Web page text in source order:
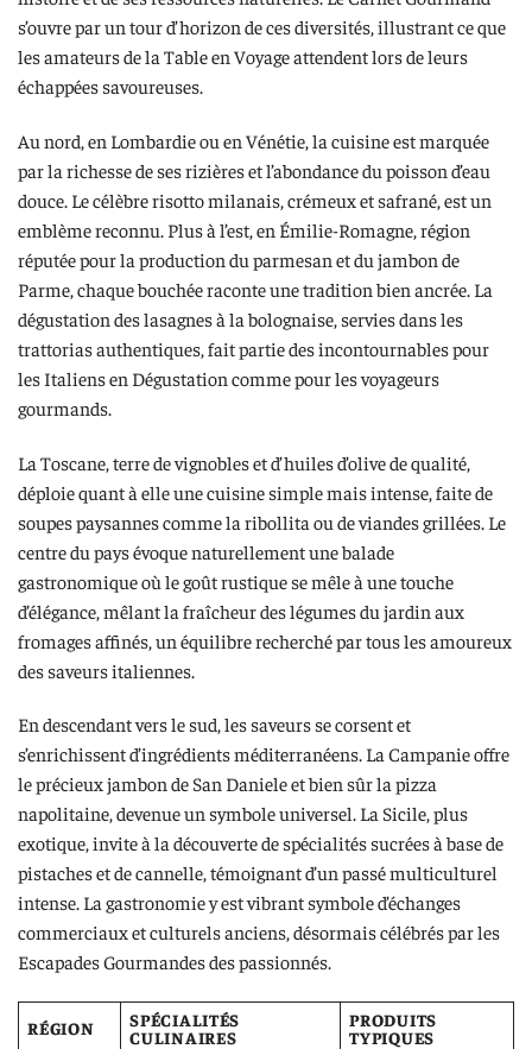
s’ouvre par un tour d’horizon de ces diversités, illustrant ce que
les amateurs de la Table en Voyage attendent lors de leurs
échappées savoureuses.
Au nord, en Lombardie ou en Vénétie, la cuisine est marquée
par la richesse de ses rizières et l’abondance du poisson d’eau
douce. Le célèbre risotto milanais, crémeux et safrané, est un
emblème reconnu. Plus à l’est, en Émilie-Romagne, région
réputée pour la production du parmesan et du jambon de
Parme, chaque bouchée raconte une tradition bien ancrée. La
dégustation des lasagnes à la bolognaise, servies dans les
trattorias authentiques, fait partie des incontournables pour
les Italiens en Dégustation comme pour les voyageurs
gourmands.
La Toscane, terre de vignobles et d’huiles d’olive de qualité,
déploie quant à elle une cuisine simple mais intense, faite de
soupes paysannes comme la ribollita ou de viandes grillées. Le
centre du pays évoque naturellement une balade
gastronomique où le goût rustique se mêle à une touche
d’élégance, mêlant la fraîcheur des légumes du jardin aux
fromages affinés, un équilibre recherché par tous les amoureux
des saveurs italiennes.
En descendant vers le sud, les saveurs se corsent et
s’enrichissent d’ingrédients méditerranéens. La Campanie offre
le précieux jambon de San Daniele et bien sûr la pizza
napolitaine, devenue un symbole universel. La Sicile, plus
exotique, invite à la découverte de spécialités sucrées à base de
pistaches et de cannelle, témoignant d’un passé multiculturel
intense. La gastronomie y est vibrant symbole d’échanges
commerciaux et culturels anciens, désormais célébrés par les
Escapades Gourmandes des passionnés.
RÉGION
SPÉCIALITÉS
CULINAIRES
PRODUITS
TYPIQUES